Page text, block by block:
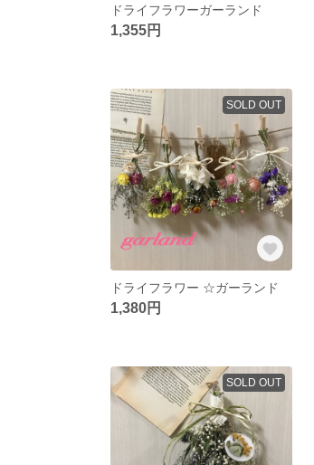
ドライフラワーガーランド
1,355円
SOLD OUT
ドライフラワー ☆ガーランド
1,380円
SOLD OUT